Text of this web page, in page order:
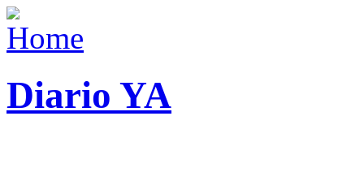
Diario YA